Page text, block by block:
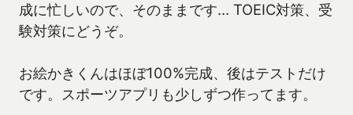
成に忙しいので、そのままです… TOEIC対策、受
験対策にどうぞ。
お絵かきくんはほぼ100%完成、後はテストだけ
です。スポーツアプリも少しずつ作ってます。